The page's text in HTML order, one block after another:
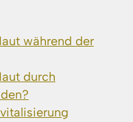
während der
durch